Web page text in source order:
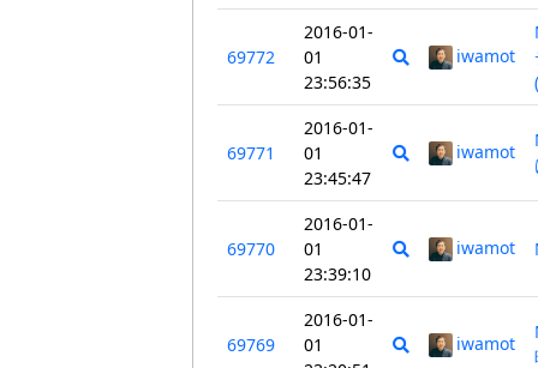
69772
2016-01-
01
23:56:35
iwamot
69771
2016-01-
01
23:45:47
iwamot
69770
2016-01-
01
23:39:10
iwamot
69769
2016-01-
01
iwamot